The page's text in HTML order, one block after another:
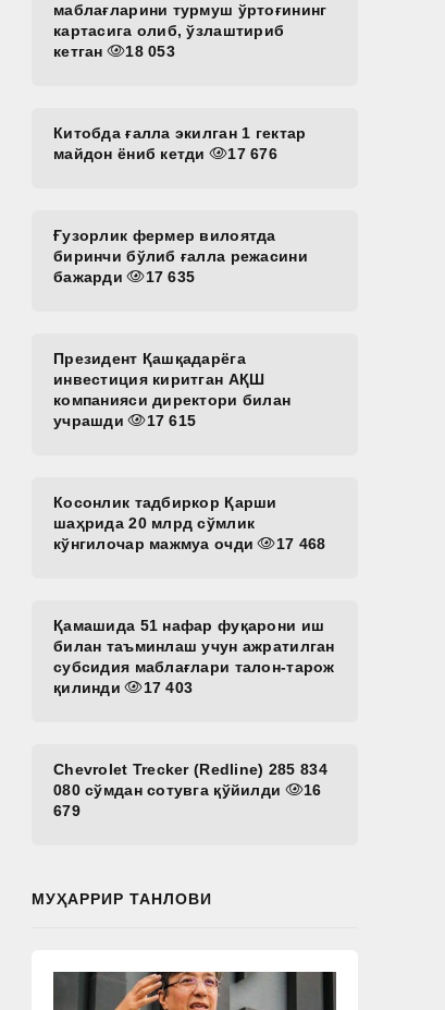
маблағларини турмуш ўртоғининг
картасига олиб, ўзлаштириб
кетган
18 053
Китобда ғалла экилган 1 гектар
майдон ёниб кетди
17 676
Ғузорлик фермер вилоятда
биринчи бўлиб ғалла режасини
бажарди
17 635
Президент Қашқадарёга
инвестиция киритган АҚШ
компанияси директори билан
учрашди
17 615
Косонлик тадбиркор Қарши
шаҳрида 20 млрд сўмлик
кўнгилочар мажмуа очди
17 468
Қамашида 51 нафар фуқарони иш
билан таъминлаш учун ажратилган
субсидия маблағлари талон-тарож
қилинди
17 403
Chevrolet Trecker (Redline) 285 834
080 сўмдан сотувга қўйилди
16
679
МУҲАРРИР ТАНЛОВИ